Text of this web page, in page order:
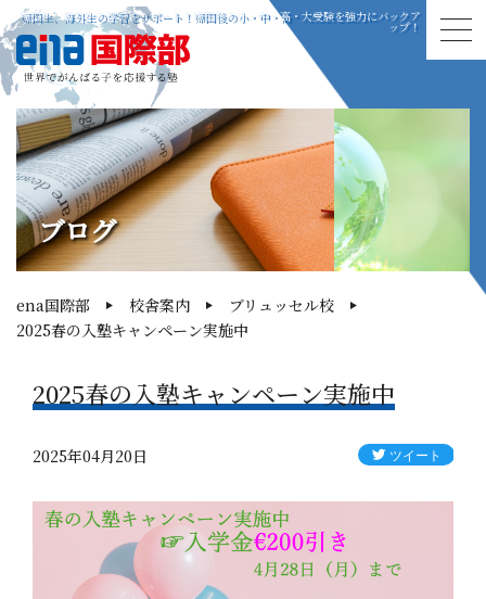
帰国生、海外生の学習をサポート！帰国後の小・中・高・大受験を強力にバックア
ップ！
ブログ
ena国際部 校舎案内
ブリュッセル校
2025春の入塾キャンペーン実施中
2025春の入塾キャンペーン実施中
2025年04月20日